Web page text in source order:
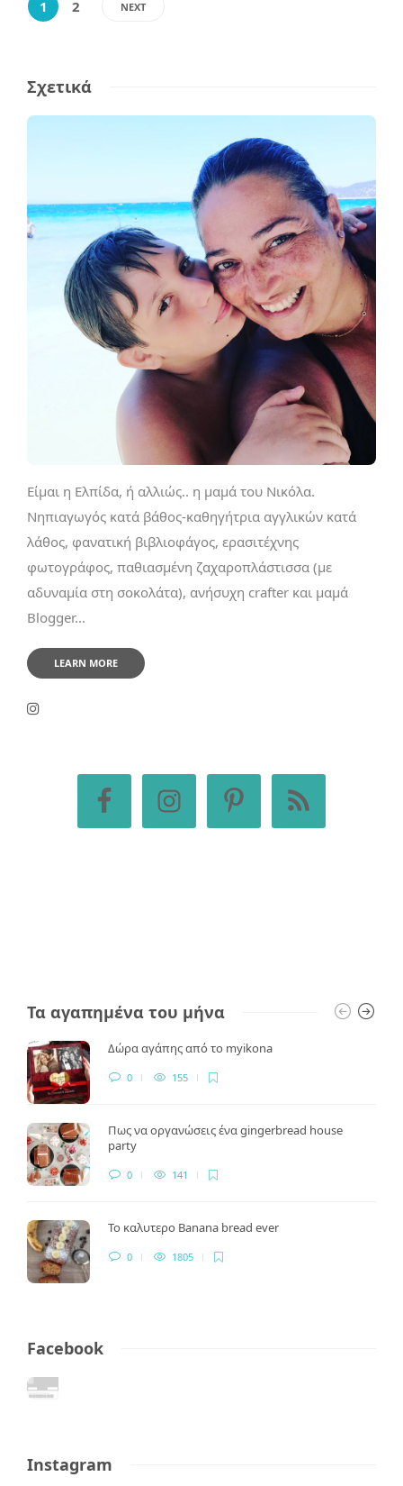
1 2 NEXT
Σχετικά
Είμαι η Ελπίδα, ή αλλιώς.. η μαμά του Νικόλα.
Νηπιαγωγός κατά βάθος-καθηγήτρια αγγλικών κατά
λάθος, φανατική βιβλιοφάγος, ερασιτέχνης
φωτογράφος, παθιασμένη ζαχαροπλάστισσα (με
αδυναμία στη σοκολάτα), ανήσυχη crafter και μαμά
Blogger...
LEARN MORE
Τα αγαπημένα του μήνα
Δώρα αγάπης από το myikona
0 155
Πως να οργανώσεις ένα gingerbread house
party
0 141
Το καλυτερο Banana bread ever
0 1805
Facebook
Instagram